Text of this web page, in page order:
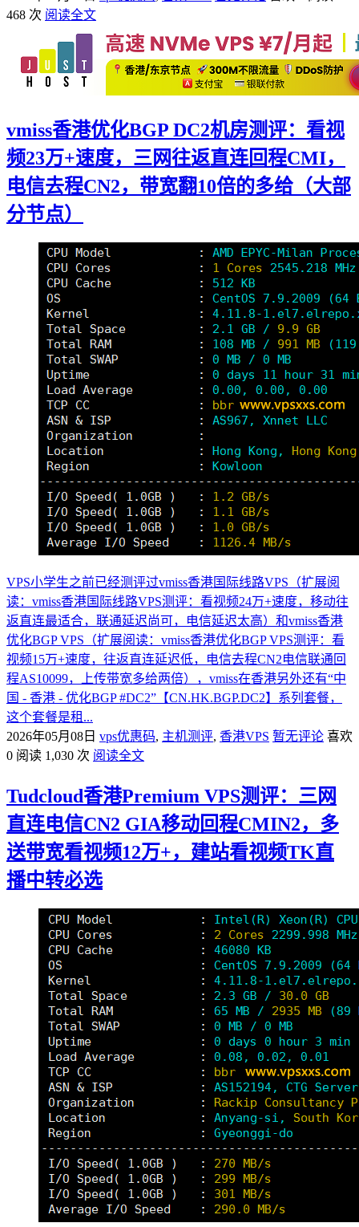
468 次 阅读全文
vmiss香港优化BGP DC2机房测评：看视
频23万+速度，三网往返直连回程CMI，
电信去程CN2，带宽翻10倍的多给（大部
分节点）
VPS小学生之前已经测评过vmiss香港国际线路VPS（扩展阅
读：vmiss香港国际线路VPS测评：看视频24万+速度，移动往
返直连最适合，联通延迟尚可，电信延迟太高）和vmiss香港
优化BGP VPS（扩展阅读：vmiss香港优化BGP VPS测评：看
视频15万+速度，往返直连延迟低，电信去程CN2电信联通回
程AS10099，上传带宽多给两倍），vmiss在香港另外还有“中
国 - 香港 - 优化BGP #DC2”【CN.HK.BGP.DC2】系列套餐，
这个套餐是租...
2026年05月08日 vps优惠码, 主机测评, 香港VPS 暂无评论 喜欢
0 阅读 1,030 次 阅读全文
Tudcloud香港Premium VPS测评：三网
直连电信CN2 GIA移动回程CMIN2，多
送带宽看视频12万+，建站看视频TK直
播中转必选